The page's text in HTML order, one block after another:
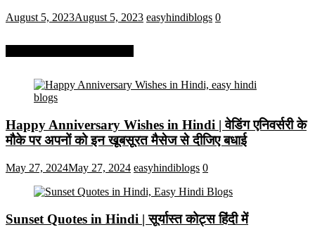
August 5, 2023August 5, 2023 easyhindiblogs 0
Happy Anniversary Wishes in Hindi | वेडिंग एनिवर्सरी के
मौके पर अपनों को इन खूबसूरत मैसेज से दीजिए बधाई
May 27, 2024May 27, 2024 easyhindiblogs 0
Sunset Quotes in Hindi | सूर्यास्त कोट्स हिंदी में